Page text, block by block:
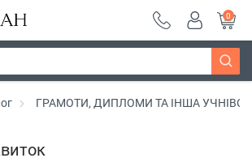
0
ГРАМОТИ, ДИПЛОМИ ТА ІНША